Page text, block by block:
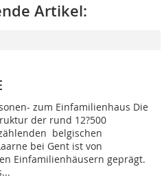
Artikel:
zum Einfamilienhaus Die
der rund 12?500
belgischen
bei Gent ist von
Einfamilienhäusern geprägt.